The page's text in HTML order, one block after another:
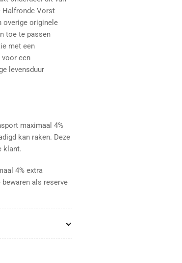
Halfronde Vorst
overige originele
toe te passen
met een
voor een
levensduur
maximaal 4%
kan raken. Deze
klant.
4% extra
als reserve